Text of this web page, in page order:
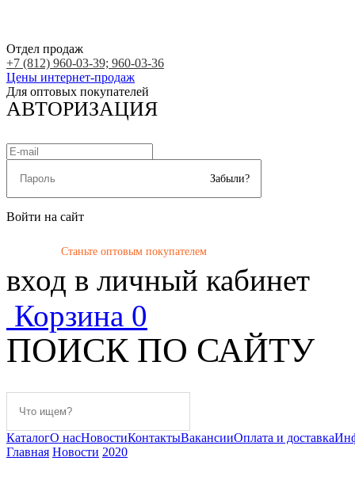
Отдел продаж
+7 (812) 960-03-39; 960-03-36
Цены интернет-продаж
Для оптовых покупателей
АВТОРИЗАЦИЯ
Забыли?
Войти на сайт
Станьте оптовым покупателем
вход в личный кабинет
Корзина 0
ПОИСК ПО САЙТУ
КаталогО насНовостиКонтактыВакансииОплата и доставка
Главная Новости 2020